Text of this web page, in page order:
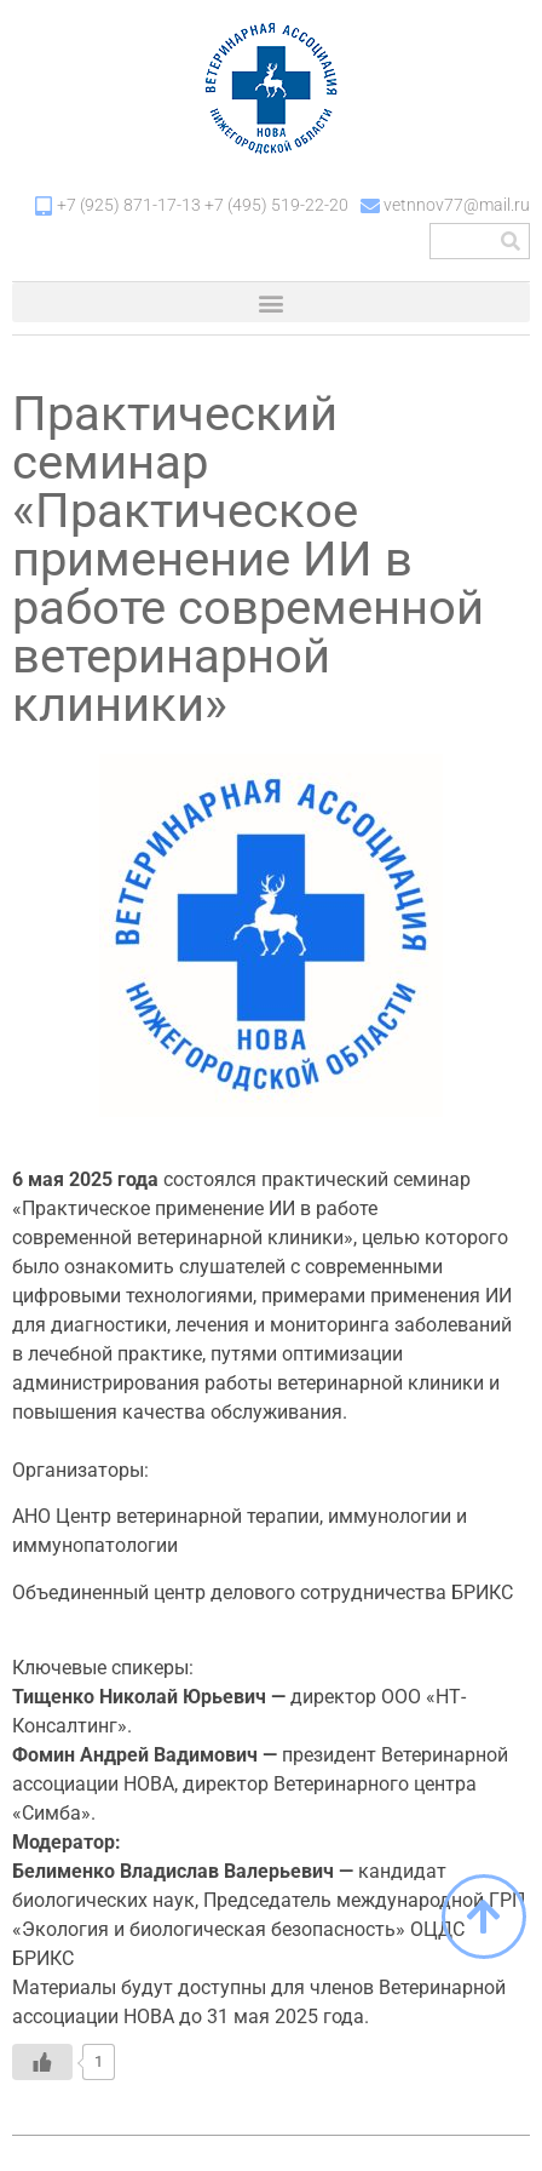
+7 (925) 871-17-13 +7 (495) 519-22-20 vetnnov77@mail.ru
Практический
семинар
«Практическое
применение ИИ в
работе современной
ветеринарной
клиники»
6 мая 2025 года состоялся практический семинар
«Практическое применение ИИ в работе
современной ветеринарной клиники», целью которого
было ознакомить слушателей с современными
цифровыми технологиями, примерами применения ИИ
для диагностики, лечения и мониторинга заболеваний
в лечебной практике, путями оптимизации
администрирования работы ветеринарной клиники и
повышения качества обслуживания.
Организаторы:
АНО Центр ветеринарной терапии, иммунологии и
иммунопатологии
Объединенный центр делового сотрудничества БРИКС
Ключевые спикеры:
Тищенко Николай Юрьевич — директор ООО «НТ-
Консалтинг».
Фомин Андрей Вадимович — президент Ветеринарной
ассоциации НОВА, директор Ветеринарного центра
«Симба».
Модератор:
Белименко Владислав Валерьевич — кандидат
биологических наук, Председатель международной ГРП
«Экология и биологическая безопасность» ОЦДС
БРИКС
Материалы будут доступны для членов Ветеринарной
ассоциации НОВА до 31 мая 2025 года.
1